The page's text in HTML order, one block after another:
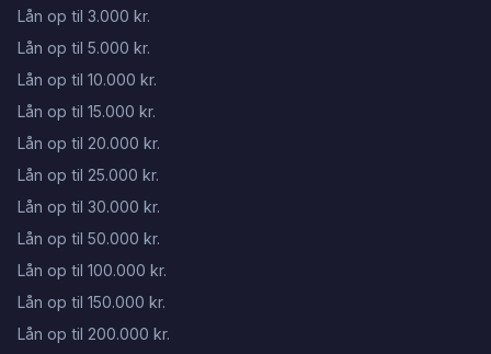
Lån op til 3.000 kr.
Lån op til 5.000 kr.
Lån op til 10.000 kr.
Lån op til 15.000 kr.
Lån op til 20.000 kr.
Lån op til 25.000 kr.
Lån op til 30.000 kr.
Lån op til 50.000 kr.
Lån op til 100.000 kr.
Lån op til 150.000 kr.
Lån op til 200.000 kr.